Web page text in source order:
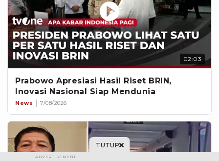
02:03
Prabowo Apresiasi Hasil Riset BRIN,
Inovasi Nasional Siap Mendunia
News 7/08/2026
TUTUP
ADVERTISEMENT